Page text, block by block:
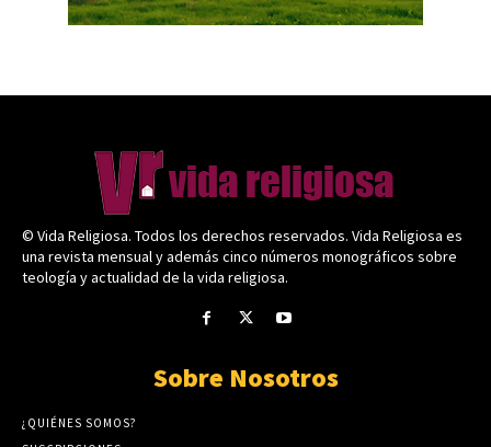
© Vida Religiosa. Todos los derechos reservados. Vida Religiosa es
una revista mensual y además cinco números monográficos sobre
teología y actualidad de la vida religiosa.
Sobre Nosotros
¿QUIÉNES SOMOS?